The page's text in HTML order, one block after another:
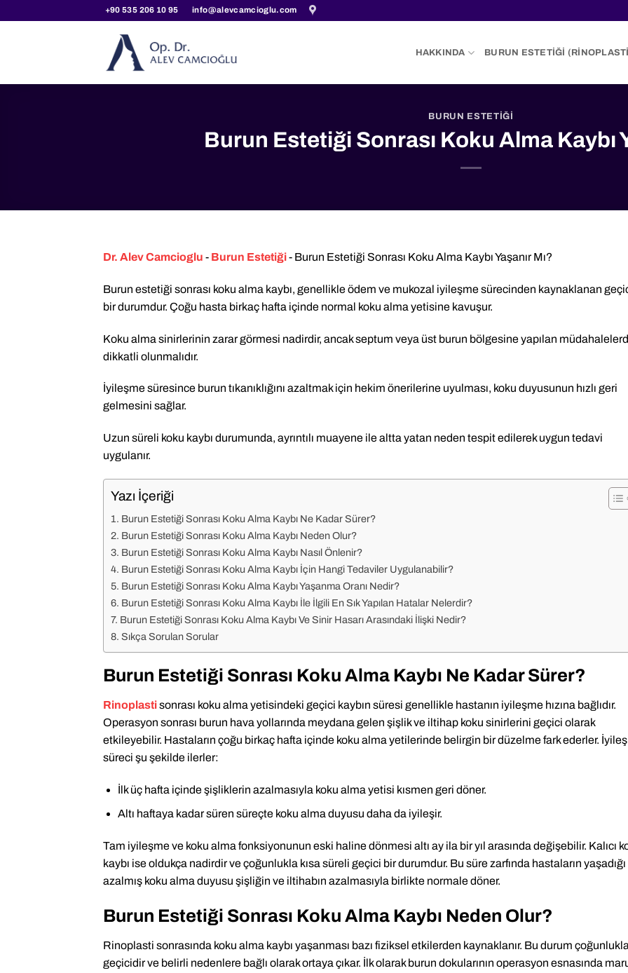
+90 535 206 10 95 info@alevcamcioglu.com
HAKKINDA BURUN ESTETIĞI
BURUN ESTETIĞI
Burun Estetiği Sonrası Koku Alma Kaybı
Dr. Alev Camcioglu - Burun Estetiği- Burun Estetiği Sonrası Koku Alma Kaybı Yaşanır Mı?
Burun estetiği sonrası koku alma kaybı, genellikle ödem ve mukozal iyileşme sürecinden kaynaklanan
bir durumdur. Çoğu hasta birkaç hafta içinde normal koku alma yetisine kavuşur.
Koku alma sinirlerinin zarar görmesi nadirdir, ancak septum veya üst burun bölgesine yapılan
dikkatli olunmalıdır.
İyileşme süresince burun tıkanıklığını azaltmak için hekim önerilerine uyulması, koku duyusunun hızlı geri
gelmesini sağlar.
Uzun süreli koku kaybı durumunda, ayrıntılı muayene ile altta yatan neden tespit edilerek uygun tedavi
uygulanır.
Yazı İçeriği
Burun Estetiği Sonrası Koku Alma Kaybı Ne Kadar Sürer?
Burun Estetiği Sonrası Koku Alma Kaybı Neden Olur?
Burun Estetiği Sonrası Koku Alma Kaybı Nasıl Önlenir?
Burun Estetiği Sonrası Koku Alma Kaybı İçin Hangi Tedaviler Uygulanabilir?
Burun Estetiği Sonrası Koku Alma Kaybı Yaşanma Oranı Nedir?
Burun Estetiği Sonrası Koku Alma Kaybı İle İlgili En Sık Yapılan Hatalar Nelerdir?
Burun Estetiği Sonrası Koku Alma Kaybı Ve Sinir Hasarı Arasındaki İlişki Nedir?
Sıkça Sorulan Sorular
Burun Estetiği Sonrası Koku Alma Kaybı Ne Kadar Sürer?
Rinoplastisonrası koku alma yetisindeki geçici kaybın süresi genellikle hastanın iyileşme hızına bağlıdır.
Operasyon sonrası burun hava yollarında meydana gelen şişlik ve iltihap koku sinirlerini geçici olarak
etkileyebilir. Hastaların çoğu birkaç hafta içinde koku alma yetilerinde belirgin bir düzelme fark ederler.
süreci şu şekilde ilerler:
İlk üç hafta içinde şişliklerin azalmasıyla koku alma yetisi kısmen geri döner.
Altı haftaya kadar süren süreçte koku alma duyusu daha da iyileşir.
Tam iyileşme ve koku alma fonksiyonunun eski haline dönmesi altı ay ila bir yıl arasında değişebilir. Kalıcı
kaybı ise oldukça nadirdir ve çoğunlukla kısa süreli geçici bir durumdur. Bu süre zarfında hastaların yaşadığı
azalmış koku alma duyusu şişliğin ve iltihabın azalmasıyla birlikte normale döner.
Burun Estetiği Sonrası Koku Alma Kaybı Neden Olur?
Rinoplasti sonrasında koku alma kaybı yaşanması bazı fiziksel etkilerden kaynaklanır. Bu durum
geçicidir ve belirli nedenlere bağlı olarak ortaya çıkar. İlk olarak burun dokularının operasyon esnasında